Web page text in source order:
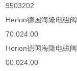
9503202
Herion德国海隆电磁阀
70.024.00
Herion德国海隆电磁阀
00.024.00